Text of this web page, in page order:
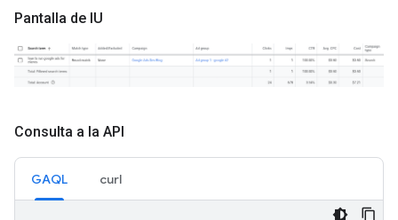
Pantalla de IU
Consulta a la API
GAQL curl